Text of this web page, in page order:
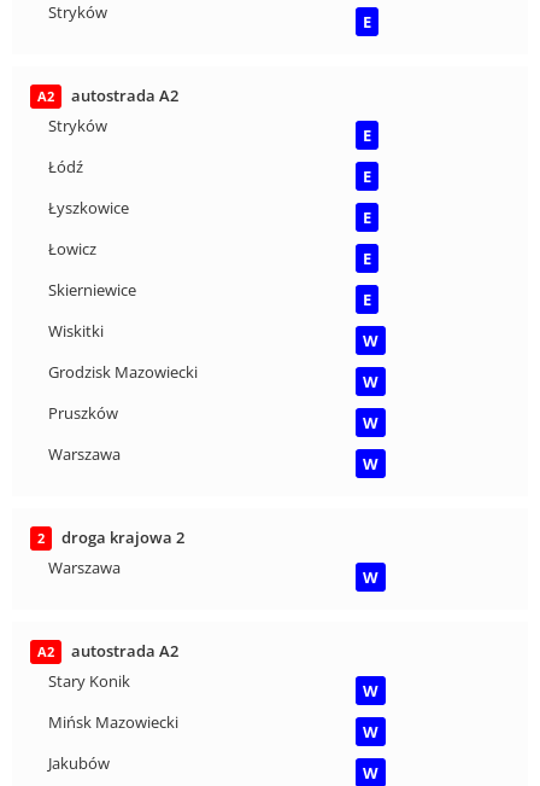
Stryków
E
A2
autostrada A2
Stryków
E
Łódź
E
Łyszkowice
E
Łowicz
E
Skierniewice
E
Wiskitki
W
Grodzisk Mazowiecki
W
Pruszków
W
Warszawa
W
2
droga krajowa 2
Warszawa
W
A2
autostrada A2
Stary Konik
W
Mińsk Mazowiecki
W
Jakubów
W